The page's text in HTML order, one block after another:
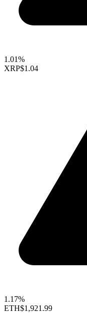
1.01%
XRP$1.04
1.17%
ETH$1,921.99